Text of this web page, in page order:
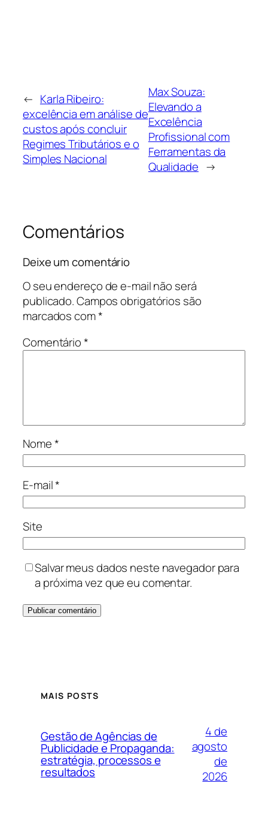
← Karla Ribeiro:
excelência em análise de
custos após concluir
Regimes Tributários e o
Simples Nacional
Max Souza:
Elevando a
Excelência
Profissional com
Ferramentas da
Qualidade →
Comentários
Deixe um comentário
O seu endereço de e-mail não será
publicado.Campos obrigatórios são
marcados com*
Comentário*
Nome*
E-mail*
Site
Salvar meus dados neste navegador para
a próxima vez que eu comentar.
MAIS POSTS
Gestão de Agências de
Publicidade e Propaganda:
estratégia, processos e
resultados
4 de
agosto
de
2026